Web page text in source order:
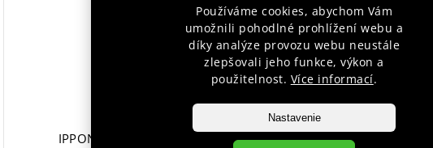
Používáme cookies, abychom Vám
umožnili pohodlné prohlížení webu a
díky analýze provozu webu neustále
zlepšovali jeho funkce, výkon a
použitelnost. Více informací.
Nastavenie
IPPON KALHOTY JUDO WHITE
IPPON KALHOTY